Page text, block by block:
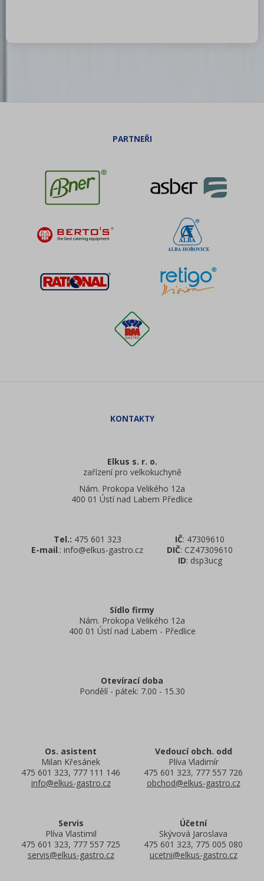
Elkus s. r. o.
zařízení pro velkokuchyně
Nám. Prokopa Velikého 12a
400 01 Ústí nad Labem Předlice
Tel.: 475 601 323
E-mail.: info@elkus-gastro.cz
IČ: 47309610
DIČ: CZ47309610
ID: dsp3ucg
Sídlo firmy
Nám. Prokopa Velikého 12a
400 01 Ústí nad Labem - Předlice
Otevírací doba
Pondělí - pátek: 7.00 - 15.30
Os. asistent
Milan Křesánek
475 601 323, 777 111 146
info@elkus-gastro.cz
Vedoucí obch. odd
Plíva Vladimír
475 601 323, 777 557 726
obchod@elkus-gastro.cz
Servis
Plíva Vlastimil
475 601 323, 777 557 725
servis@elkus-gastro.cz
Účetní
Skývová Jaroslava
475 601 323, 775 005 080
ucetni@elkus-gastro.cz